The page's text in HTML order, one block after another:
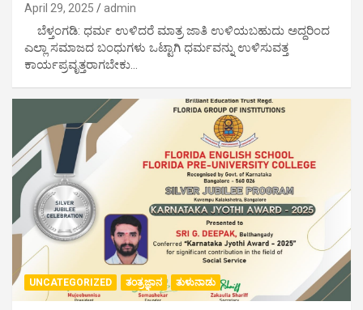
April 29, 2025 admin
ಬೆಳ್ತಂಗಡಿ: ಧರ್ಮ ಉಳಿದರೆ ಮಾತ್ರ ಜಾತಿ ಉಳಿಯಬಹುದು ಅದ್ದರಿಂದ
ಎಲ್ಲಾ ಸಮಾಜದ ಬಂಧುಗಳು ಒಟ್ಟಾಗಿ ಧರ್ಮವನ್ನು ಉಳಿಸುವತ್ತ
ಕಾರ್ಯಪ್ರವೃತ್ತರಾಗಬೇಕು…
UNCATEGORIZED ತಂತ್ರಜ್ಞಾನ ತುಳುನಾಡು